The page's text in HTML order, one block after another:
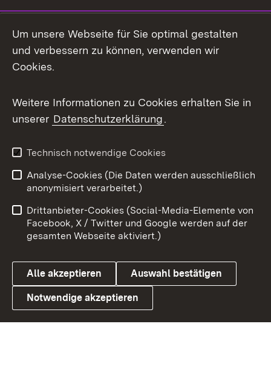
Mastodon
Messenger
Social Wall
X / Twitter
Youtube
Link zum Landesportal
Benutzungshinweise
Barrierefreiheit
Datenschutz
Cookies
Um unsere Webseite für Sie optimal gestalten
und verbessern zu können, verwenden wir
Cookies.
Weitere Informationen zu Cookies erhalten Sie in
unserer Datenschutzerklärung.
Technisch notwendige Cookies
Analyse-Cookies (Die Daten werden ausschließlich
anonymisiert verarbeitet.)
Drittanbieter-Cookies (Social-Media-Elemente von
Facebook, X / Twitter und Google werden auf der
gesamten Webseite aktiviert.)
Alle akzeptieren Auswahl bestätigen
Notwendige akzeptieren